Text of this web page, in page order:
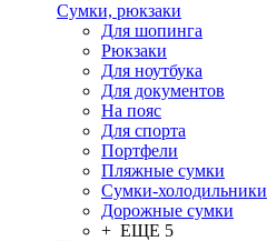
Сумки, рюкзаки
Для шопинга
Рюкзаки
Для ноутбука
Для документов
На пояс
Для спорта
Портфели
Пляжные сумки
Сумки-холодильники
Дорожные сумки
+ ЕЩЕ 5